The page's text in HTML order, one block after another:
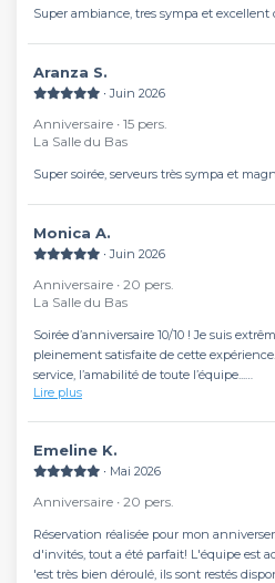
Super ambiance, tres sympa et excellent
Aranza S.
∙ Juin 2026
Anniversaire ∙ 15 pers.
La Salle du Bas
Super soirée, serveurs très sympa et
Monica A.
∙ Juin 2026
Anniversaire ∙ 20 pers.
La Salle du Bas
Soirée d’anniversaire 10/10 ! Je suis
pleinement satisfaite de cette
service, l’amabilité de toute l’équipe...
Dès la première minute, tout a été simple
Je recommande cet établissement à tout
hésitation. En plus, la décoration est
conviviale et le lieu est vraiment
Lire plus
Emeline K.
∙ Mai 2026
Anniversaire ∙ 20 pers.
Réservation réalisée pour mon
d'invités, tout a été parfait! L'équipe est adorable, très présente,
'est très bien déroulé, ils sont restés